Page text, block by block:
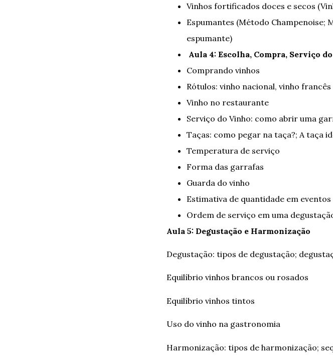
Vinhos fortificados doces e secos
Espumantes (Método
espumante)
Aula 4: Escolha, Compra, Serviço
Comprando vinhos
Rótulos: vinho nacional, vinho francês
Vinho no restaurante
Serviço do Vinho: como abrir uma
Taças: como pegar na taça?; A taça
Temperatura de serviço
Forma das garrafas
Guarda do vinho
Estimativa de quantidade em eventos
Ordem de serviço em uma
Aula 5: Degustação e Harmonização
Degustação: tipos de degustação;
Equilíbrio vinhos brancos ou rosados
Equilíbrio vinhos tintos
Uso do vinho na gastronomia
Harmonização: tipos de harmonização;